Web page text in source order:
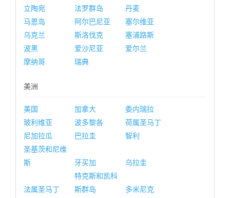
立陶宛
法罗群岛
丹麦
马恩岛
阿尔巴尼亚
塞尔维亚
乌克兰
斯洛伐克
塞浦路斯
波黑
爱沙尼亚
爱尔兰
摩纳哥
瑞典
美洲
美国 加拿大
委内瑞拉
玻利维亚
波多黎各
荷属圣马丁
尼加拉瓜
巴拉圭
智利
圣基茨和尼维
斯
牙买加 乌拉圭
法属圣马丁
特克斯和凯科
斯群岛
多米尼克